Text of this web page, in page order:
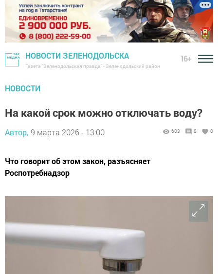
НОВОСТИ ЗЕЛЕНОДОЛЬСКА
Газета "Зеленодольская правда" - Зеленодольский район
16+
НОВОСТИ
На какой срок можно отключать воду?
Автор, 9 марта 2026 - 13:00 603 0 0
Что говорит об этом закон, разъясняет
Роспотребнадзор